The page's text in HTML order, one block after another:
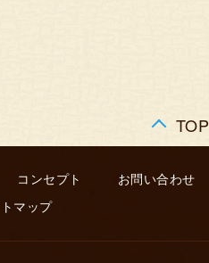
TOP
コンセプト お問い合わせ
マップ